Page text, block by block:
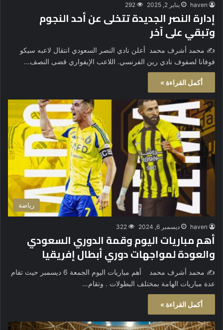
haven يناير 2, 2025 292
إدارة النصر الجديدة تتخلى عن أحد النجوم
وتبقي على آخر
✍️ محمد أشرف محمد أعلن نادي النصر السعودي انتقال لاعبه سيكو
فوفانا لصفوف نادي رين الفرنسي. اللاعب الإيفواري قضى النصف…
أكمل القراءة »
رياضة
haven ديسمبر 6, 2024 322
أهم مباريات اليوم وقمة الدوري السعودي
والعودة لمواجهات دوري أبطال إفريقيا
✍️ محمد أشرف محمد أهم مباريات اليوم الجمعة 6 ديسمبر حيث تقام
عدة مباريات الهامة بمختلف البطولات . وتقام…
أكمل القراءة »